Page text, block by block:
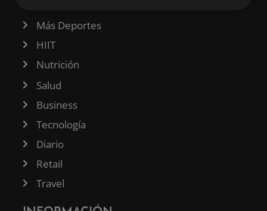
Más Deportes
HIIT
Nutrición
Salud
Business
Tecnología
Diario
Retail
Travel